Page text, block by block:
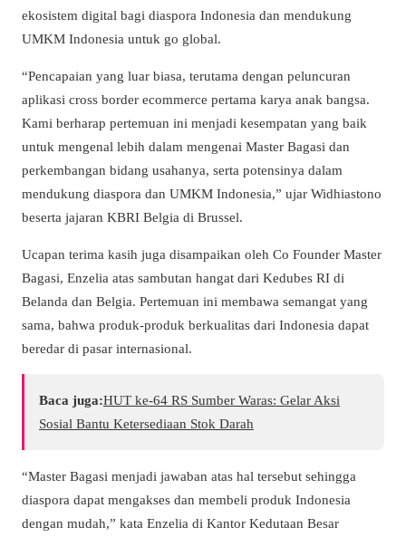
ekosistem digital bagi diaspora Indonesia dan mendukung
UMKM Indonesia untuk go global.
“Pencapaian yang luar biasa, terutama dengan peluncuran
aplikasi cross border ecommerce pertama karya anak bangsa.
Kami berharap pertemuan ini menjadi kesempatan yang baik
untuk mengenal lebih dalam mengenai Master Bagasi dan
perkembangan bidang usahanya, serta potensinya dalam
mendukung diaspora dan UMKM Indonesia,” ujar Widhiastono
beserta jajaran KBRI Belgia di Brussel.
Ucapan terima kasih juga disampaikan oleh Co Founder Master
Bagasi, Enzelia atas sambutan hangat dari Kedubes RI di
Belanda dan Belgia. Pertemuan ini membawa semangat yang
sama, bahwa produk-produk berkualitas dari Indonesia dapat
beredar di pasar internasional.
Baca juga:​HUT ke-64 RS Sumber Waras: Gelar Aksi
Sosial Bantu Ketersediaan Stok Darah
“Master Bagasi menjadi jawaban atas hal tersebut sehingga
diaspora dapat mengakses dan membeli produk Indonesia
dengan mudah,” kata Enzelia di Kantor Kedutaan Besar